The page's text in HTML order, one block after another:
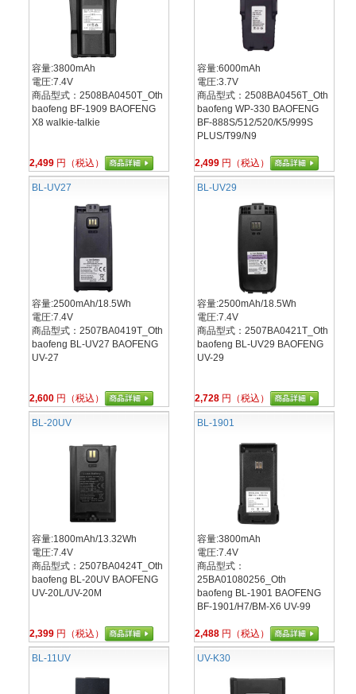
容量:3800mAh
電圧:7.4V
商品型式：2508BA0450T_Oth
baofeng BF-1909 BAOFENG
X8 walkie-talkie
2,499 円（税込）
容量:6000mAh
電圧:3.7V
商品型式：2508BA0456T_Oth
baofeng WP-330 BAOFENG
BF-888S/512/520/K5/999S
PLUS/T99/N9
2,499 円（税込）
BL-UV27
容量:2500mAh/18.5Wh
電圧:7.4V
商品型式：2507BA0419T_Oth
baofeng BL-UV27 BAOFENG
UV-27
2,600 円（税込）
BL-UV29
容量:2500mAh/18.5Wh
電圧:7.4V
商品型式：2507BA0421T_Oth
baofeng BL-UV29 BAOFENG
UV-29
2,728 円（税込）
BL-20UV
容量:1800mAh/13.32Wh
電圧:7.4V
商品型式：2507BA0424T_Oth
baofeng BL-20UV BAOFENG
UV-20L/UV-20M
2,399 円（税込）
BL-1901
容量:3800mAh
電圧:7.4V
商品型式：
25BA01080256_Oth
baofeng BL-1901 BAOFENG
BF-1901/H7/BM-X6 UV-99
2,488 円（税込）
BL-11UV UV-K30